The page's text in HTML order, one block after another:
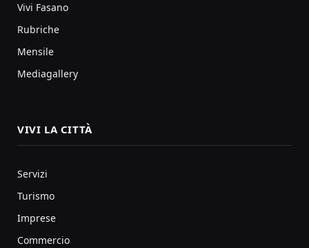
Vivi Fasano
Rubriche
Mensile
Mediagallery
VIVI LA CITTÀ
Servizi
Turismo
Imprese
Commercio